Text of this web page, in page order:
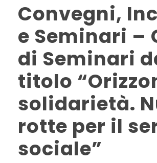
Convegni,
e Seminari –
di Seminari
titolo
solidarietà.
rotte per il
sociale”